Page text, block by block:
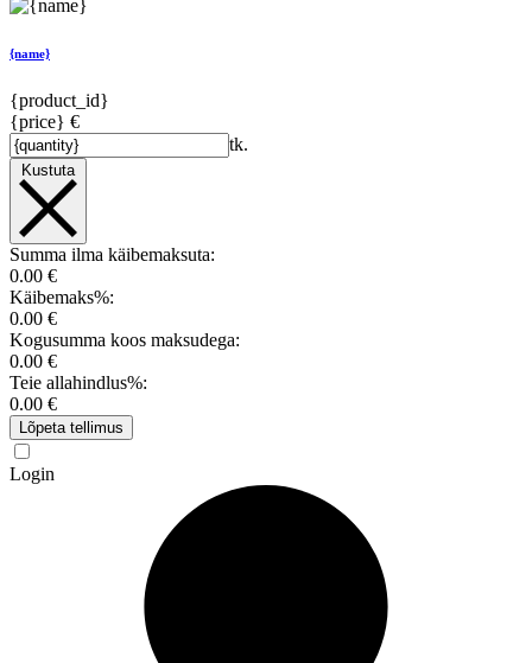
{name}
{product_id}
{price} €
tk.
Kustuta
Summa ilma käibemaksuta:
0.00 €
Käibemaks%:
0.00 €
Kogusumma koos maksudega:
0.00 €
Teie allahindlus%:
0.00 €
Lõpeta tellimus
Login